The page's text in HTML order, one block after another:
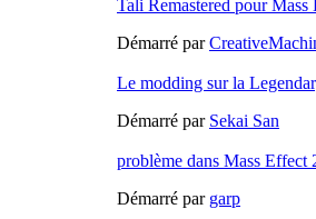
Tali Remastered pour Mass
Démarré par
Le modding sur la
Démarré par Sekai San
problème dans Mass Effect
Démarré par garp